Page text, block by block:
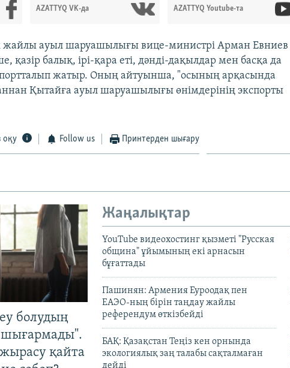
AZATTYQ VK-да AZATTYQ Youtube-та
жайлы ауыл шаруашылығы вице-министрі Арман Евниев
қазір балық, ірі-қара еті, дәнді-дақылдар мен басқа да
жатыр. Оның айтуынша, "осының арқасында
Қытайға ауыл шаруашылығы өнімдерінің экспорты
оқу Follow us Принтерден шығару
болудың
шығармады".
қайта
Жаңалықтар
YouTube видеохостинг қызметі "Русская
община" ұйымының екі арнасын
бұғаттады
Пашинян: Армения Еуроодақ пен
ЕАЭО-ның бірін таңдау жайлы
референдум өткізбейді
БАҚ: Қазақстан Теңіз кен орнында
экологиялық заң талабы сақталмаған
дейді